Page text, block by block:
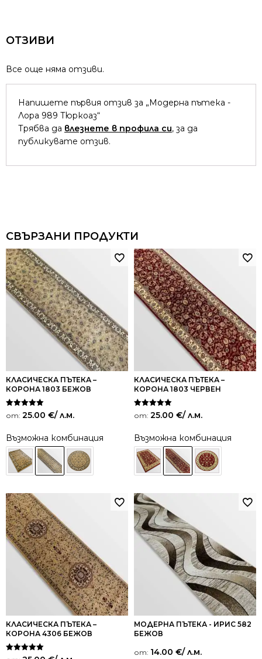
ОТЗИВИ
Все още няма отзиви.
Напишете първия отзив за „Модерна пътека -
Лора 989 Тюркоаз“
Трябва да влезнете в профила си, за да
публикувате отзив.
СВЪРЗАНИ ПРОДУКТИ
КЛАСИЧЕСКА ПЪТЕКА –
КОРОНА 1803 БЕЖОВ
Оценено на
5.00
от: 25.00 €/ л.м.
Възможна комбинация
КЛАСИЧЕСКА ПЪТЕКА –
КОРОНА 1803 ЧЕРВЕН
Оценено на
5.00
от: 25.00 €/ л.м.
Възможна комбинация
КЛАСИЧЕСКА ПЪТЕКА –
КОРОНА 4306 БЕЖОВ
Оценено на
МОДЕРНА ПЪТЕКА - ИРИС 582
БЕЖОВ
от: 14.00 €/ л.м.